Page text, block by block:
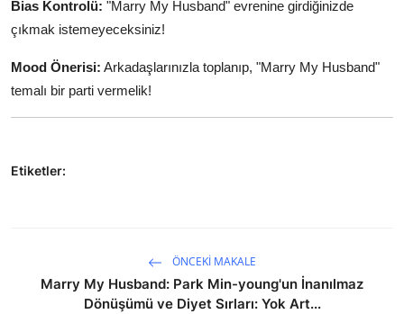
Bias Kontrolü: "Marry My Husband" evrenine girdiğinizde
çıkmak istemeyeceksiniz!
Mood Önerisi: Arkadaşlarınızla toplanıp, "Marry My Husband"
temalı bir parti vermelik!
Etiketler:
ÖNCEKI MAKALE
Marry My Husband: Park Min-young'un İnanılmaz
Dönüşümü ve Diyet Sırları: Yok Art...